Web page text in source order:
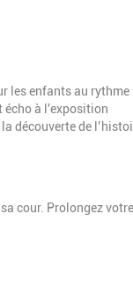
les enfants au rythme
écho à l'exposition
découverte de
cour. Prolongez